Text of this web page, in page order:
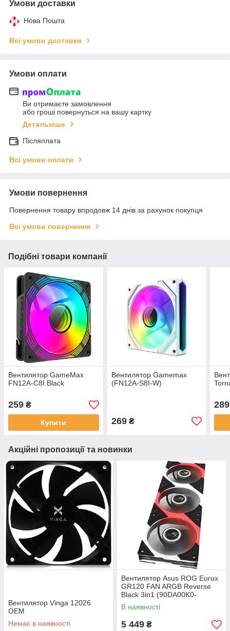
Умови доставки
Нова Пошта
Всі умови доставки
Умови оплати
Ви отримаєте замовлення
або гроші повернуться на вашу картку
Детальніше
Післяплата
Всі умови оплати
Умови повернення
Повернення товару впродовж 14 днів за рахунок покупця
Всі умови повернення
Подібні товари компанії
Вентилятор GameMax
FN12A-C8I Black
259 ₴
Купити
Вентилятор Gamemax
(FN12A-S8I-W)
269₴
289
Акційні пропозиції та новинки
Вентилятор Vinga 12026
OEM
Немає в наявності
Вентилятор Asus ROG Eurux
GR120 FAN ARGB Reverse
Black 3in1 (90DA00K0-
B09020)
В наявності
5 449 ₴